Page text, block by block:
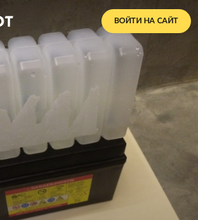
ВОЙТИ НА САЙТ